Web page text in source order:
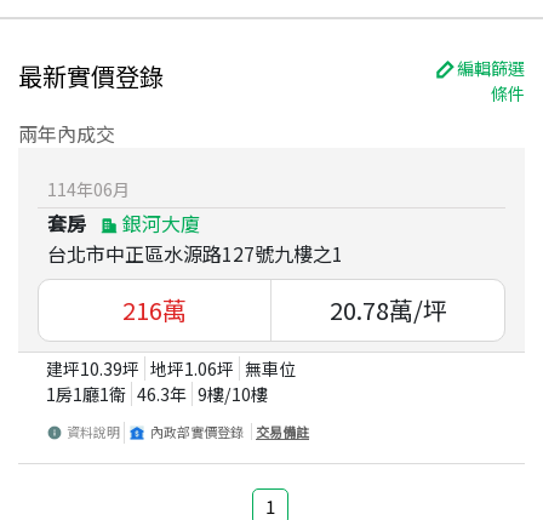
最新實價登錄
編輯篩選
條件
兩年內成交
114年06月
套房
銀河大廈
台北市中正區水源路127號九樓之1
216萬 20.78萬/坪
建坪10.39坪 地坪1.06坪 無車位
1房1廳1衛 46.3年 9樓/10樓
資料說明 內政部實價登錄 交易備註
1